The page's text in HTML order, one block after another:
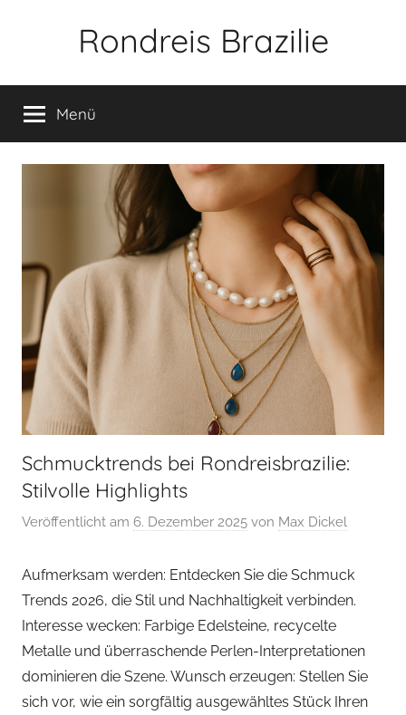
Rondreis Brazilie
Menü
Schmucktrends bei Rondreisbrazilie:
Stilvolle Highlights
Veröffentlicht am 6. Dezember 2025 von Max Dickel
Aufmerksam werden: Entdecken Sie die Schmuck
Trends 2026, die Stil und Nachhaltigkeit verbinden.
Interesse wecken: Farbige Edelsteine, recycelte
Metalle und überraschende Perlen-Interpretationen
dominieren die Szene. Wunsch erzeugen: Stellen Sie
sich vor, wie ein sorgfältig ausgewähltes Stück Ihren